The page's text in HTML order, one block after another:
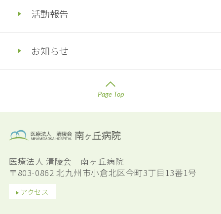
活動報告
お知らせ
Page Top
医療法人 清陵会 南ヶ丘病院
〒803-0862 北九州市小倉北区今町3丁目13番1号
アクセス